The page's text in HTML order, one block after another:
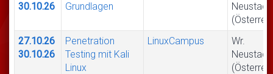
30.10.26
Grundlagen
Neustadt
27.10.26
30.10.26
Penetration
Testing mit Kali
Linux
LinuxCampus
Wr.
Neustadt